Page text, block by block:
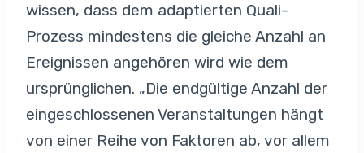
wissen, dass dem adaptierten Quali-
Prozess mindestens die gleiche Anzahl an
Ereignissen angehören wird wie dem
ursprünglichen. „Die endgültige Anzahl der
eingeschlossenen Veranstaltungen hängt
von einer Reihe von Faktoren ab, vor allem